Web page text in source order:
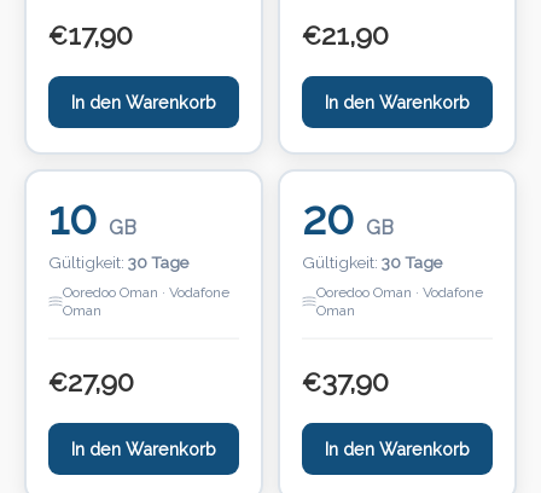
€17,90
In den Warenkorb
€21,90
In den Warenkorb
10 GB
Gültigkeit: 30 Tage
Ooredoo Oman · Vodafone
Oman
€27,90
In den Warenkorb
20 GB
Gültigkeit: 30 Tage
Ooredoo Oman · Vodafone
Oman
€37,90
In den Warenkorb